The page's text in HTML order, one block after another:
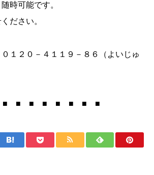
時可能です。
ださい。
１２０－４１１９－８６（よいじゅ
■ ■ ■ ■ ■ ■ ■